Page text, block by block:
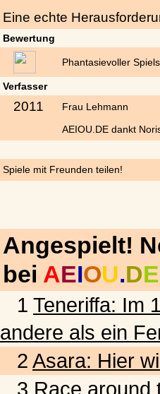
Eine echte
Bewertung
Phantasievoller
Verfasser
2011
Frau Lehmann
AEIOU.DE dankt
Spiele mit Freunden teilen!
Angespielt!
bei AEIOU.DE
1 Teneriffa: Im
andere als ein
2 Asara: Hier
3 Race around